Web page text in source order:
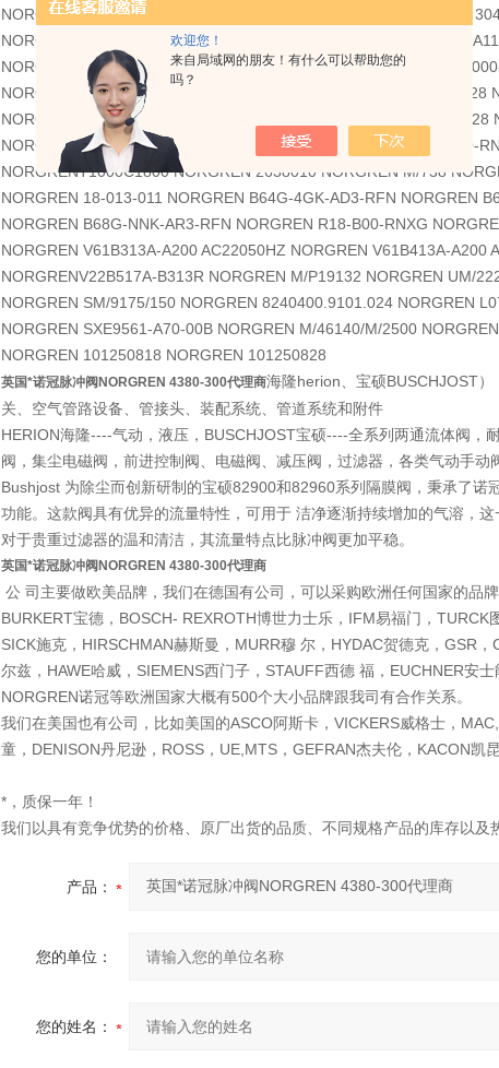
欢迎您！
来自局域网的朋友！有什么可以帮助您的
吗？
NORGRENM/58404/02 NO583239 NORGREN 3040302 NORGREN
NORGREN3040302 NORGREN V206517A-B213R NORGREN
NORGREN V61B413A-A2000-V10626-19 NORGREN V61B513A-
NORGREN101250428 NORGREN 101470428 NORGREN 154202828
NORGREN160234828 NORGREN 18-013-990 NORGREN 242251028
NORGREN601112128 NORGREN 61B2/BS000 NORGREN R07-200-
NORGRENT1000C1800 NORGREN 2638010 NORGREN M/738
NORGREN 18-013-011 NORGREN B64G-4GK-AD3-RFN NORGREN
NORGREN B68G-NNK-AR3-RFN NORGREN R18-B00-RNXG
NORGREN V61B313A-A200 AC22050HZ NORGREN V61B413A-A200
NORGRENV22B517A-B313R NORGREN M/P19132 NORGREN UM/
NORGREN SM/9175/150 NORGREN 8240400.9101.024 NORGREN
NORGREN SXE9561-A70-00B NORGREN M/46140/M/2500
NORGREN 101250818 NORGREN
英国*诺冠脉冲阀NORGREN 4380-300代理商海隆herion、宝硕BUSCHJOST
关、空气管路设备、管接头、装配系统、管道系统和附件
HERION海隆----气动，液压，BUSCHJOST宝硕----全系列两通流体阀，
阀，集尘电磁阀，前进控制阀、电磁阀、减压阀，过滤器，各类气动手动
Bushjost 为除尘而创新研制的宝硕82900和82960系列隔膜阀，秉承了诺
功能。这款阀具有优异的流量特性，可用于 洁净逐渐持续增加的气溶，这
对于贵重过滤器的温和清洁，其流量特点比脉冲阀更加平稳。
英国*诺冠脉冲阀NORGREN 4380-300代理商
公 司主要做欧美品牌，我们在德国有公司，可以采购欧洲任何国家的品
BURKERT宝德，BOSCH- REXROTH博世力士乐，IFM易福门，TURCK
SICK施克，HIRSCHMAN赫斯曼，MURR穆 尔，HYDAC贺德克，GSR
尔兹，HAWE哈威，SIEMENS西门子，STAUFF西德 福，EUCHNER安
NORGREN诺冠等欧洲国家大概有500个大小品牌跟我司有合作关系。
我们在美国也有公司，比如美国的ASCO阿斯卡，VICKERS威格士，
童，DENISON丹尼逊，ROSS，UE,MTS，GEFRAN杰夫伦，KACON凯
*，质保一年！
我们以具有竞争优势的价格、原厂出货的品质、不同规格产品的库存以及
产品：
您的单位：
您的姓名：